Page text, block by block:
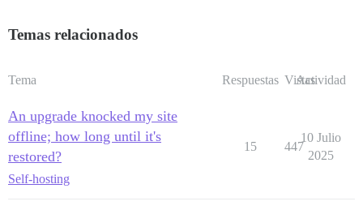
Temas relacionados
Tema Respuestas Vistas
Actividad
An upgrade knocked my site
offline; how long until it's
restored?
Self-hosting
15 447
10 Julio
2025